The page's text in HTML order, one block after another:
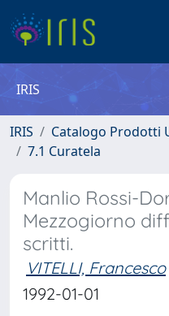
IRIS
IRIS Catalogo Prodotti
7.1 Curatela
Manlio Rossi-
Mezzogiorno
scritti.
VITELLI, Francesco
1992-01-01